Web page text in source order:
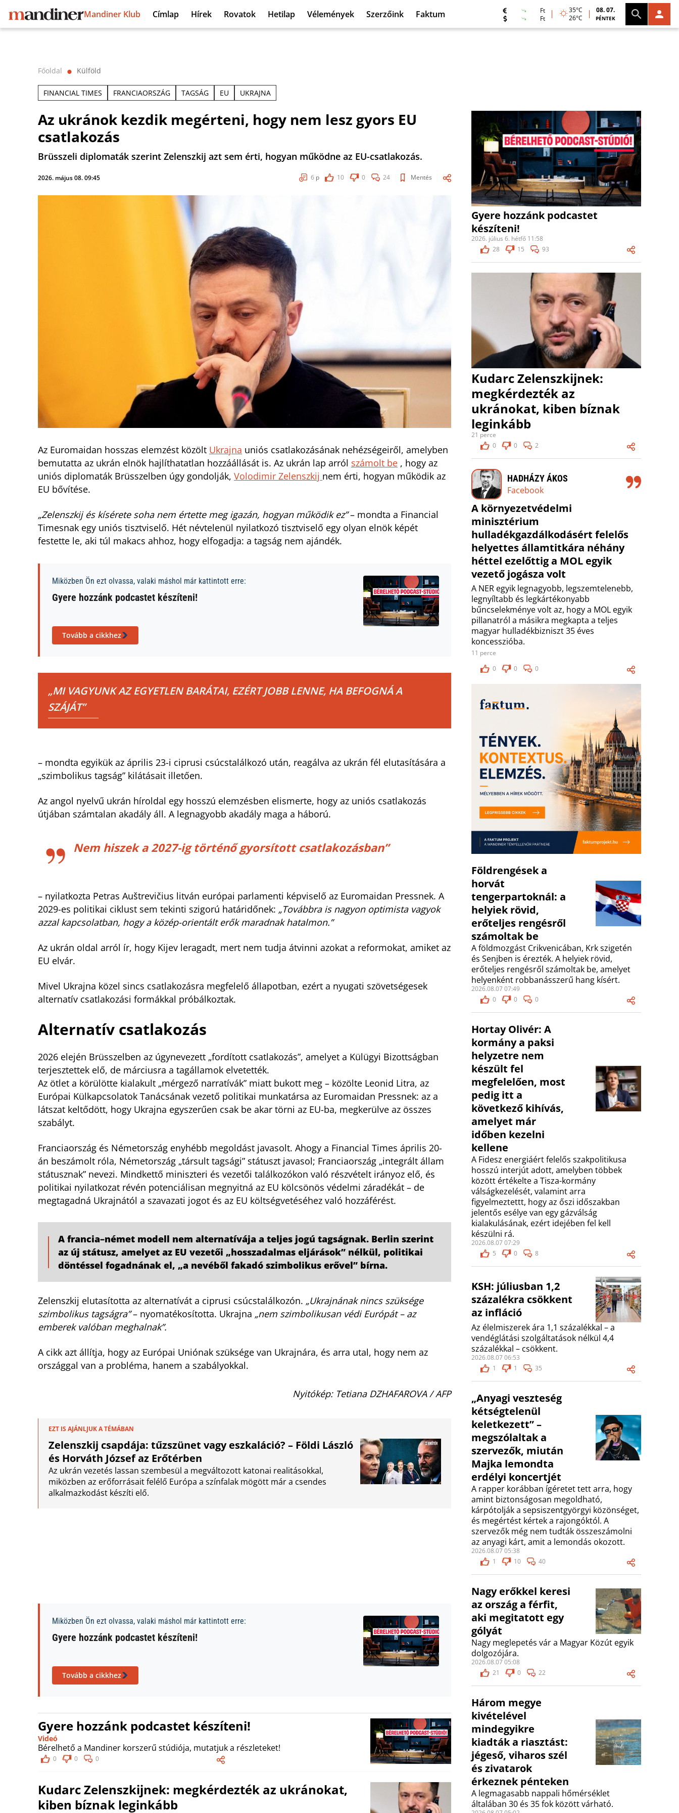
Mandiner Klub Címlap Hírek Rovatok Hetilap Vélemények Szerzőink Faktum
Ft
Ft
35°C
26°C
08. 07.
PÉNTEK
Főoldal ⬤ Külföld
FINANCIAL TIMES FRANCIAORSZÁG TAGSÁG EU UKRAJNA
Az ukránok kezdik megérteni, hogy nem lesz gyors EU
csatlakozás
Brüsszeli diplomaták szerint Zelenszkij azt sem érti, hogyan működne az EU-csatlakozás.
2026. május 08. 09:45 6 p 10 0 24 Mentés
Az Euromaidan hosszas elemzést közölt Ukrajna uniós csatlakozásának nehézségeiről, amelyben
bemutatta az ukrán elnök hajlíthatatlan hozzáállását is. Az ukrán lap arról számolt be , hogy az
uniós diplomaták Brüsszelben úgy gondolják, Volodimir Zelenszkij nem érti, hogyan működik az
EU bővítése.
„Zelenszkij és kísérete soha nem értette meg igazán, hogyan működik ez”– mondta a Financial
Timesnak egy uniós tisztviselő. Hét névtelenül nyilatkozó tisztviselő egy olyan elnök képét
festette le, aki túl makacs ahhoz, hogy elfogadja: a tagság nem ajándék.
Miközben Ön ezt olvassa, valaki máshol már kattintott erre:
Gyere hozzánk podcastet készíteni!
Tovább a cikkhez
„MI VAGYUNK AZ EGYETLEN BARÁTAI, EZÉRT JOBB LENNE, HA BEFOGNÁ A
SZÁJÁT”
– mondta egyikük az április 23-i ciprusi csúcstalálkozó után, reagálva az ukrán fél elutasítására a
„szimbolikus tagság” kilátásait illetően.
Az angol nyelvű ukrán híroldal egy hosszú elemzésben elismerte, hogy az uniós csatlakozás
útjában számtalan akadály áll. A legnagyobb akadály maga a háború.
Nem hiszek a 2027-ig történő gyorsított csatlakozásban”
– nyilatkozta Petras Auštrevičius litván európai parlamenti képviselő az Euromaidan Pressnek. A
2029-es politikai ciklust sem tekinti szigorú határidőnek: „Továbbra is nagyon optimista vagyok
azzal kapcsolatban, hogy a közép-orientált erők maradnak hatalmon.”
Az ukrán oldal arról ír, hogy Kijev leragadt, mert nem tudja átvinni azokat a reformokat, amiket az
EU elvár.
Mivel Ukrajna közel sincs csatlakozásra megfelelő állapotban, ezért a nyugati szövetségesek
alternatív csatlakozási formákkal próbálkoztak.
Alternatív csatlakozás
2026 elején Brüsszelben az úgynevezett „fordított csatlakozás”, amelyet a Külügyi Bizottságban
terjesztettek elő, de márciusra a tagállamok elvetették.
Az ötlet a körülötte kialakult „mérgező narratívák” miatt bukott meg – közölte Leonid Litra, az
Európai Külkapcsolatok Tanácsának vezető politikai munkatársa az Euromaidan Pressnek: az a
látszat keltődött, hogy Ukrajna egyszerűen csak be akar törni az EU-ba, megkerülve az összes
szabályt.
Franciaország és Németország enyhébb megoldást javasolt. Ahogy a Financial Times április 20-
án beszámolt róla, Németország „társult tagsági” státuszt javasol; Franciaország „integrált állam
státusznak” nevezi. Mindkettő miniszteri és vezetői találkozókon való részvételt irányoz elő, és
politikai nyilatkozat révén potenciálisan megnyitná az EU kölcsönös védelmi záradékát – de
megtagadná Ukrajnától a szavazati jogot és az EU költségvetéséhez való hozzáférést.
A francia–német modell nem alternatívája a teljes jogú tagságnak. Berlin szerint
az új státusz, amelyet az EU vezetői „hosszadalmas eljárások” nélkül, politikai
döntéssel fogadnának el, „a nevéből fakadó szimbolikus erővel” bírna.
Zelenszkij elutasította az alternatívát a ciprusi csúcstalálkozón. „Ukrajnának nincs szüksége
szimbolikus tagságra”– nyomatékosította. Ukrajna „nem szimbolikusan védi Európát – az
emberek valóban meghalnak”.
A cikk azt állítja, hogy az Európai Uniónak szüksége van Ukrajnára, és arra utal, hogy nem az
országgal van a probléma, hanem a szabályokkal.
Nyitókép: Tetiana DZHAFAROVA / AFP
EZT IS AJÁNLJUK A TÉMÁBAN
Zelenszkij csapdája: tűzszünet vagy eszkaláció? – Földi László
és Horváth József az Erőtérben
Az ukrán vezetés lassan szembesül a megváltozott katonai realitásokkal,
miközben az erőforrásait felélő Európa a színfalak mögött már a csendes
alkalmazkodást készíti elő.
Miközben Ön ezt olvassa, valaki máshol már kattintott erre:
Gyere hozzánk podcastet készíteni!
Tovább a cikkhez
Gyere hozzánk podcastet készíteni!
Videó
Bérelhető a Mandiner korszerű stúdiója, mutatjuk a részleteket!
0 0 0
Kudarc Zelenszkijnek: megkérdezték az ukránokat,
kiben bíznak leginkább
Gyere hozzánk podcastet
készíteni!
2026. július 6. hétfő 11:58
28
15 93
Kudarc Zelenszkijnek:
megkérdezték az
ukránokat, kiben bíznak
leginkább
21 perce
0
0 2
HADHÁZY ÁKOS
Facebook
A környezetvédelmi
minisztérium
hulladékgazdálkodásért felelős
helyettes államtitkára néhány
héttel ezelőttig a MOL egyik
vezető jogásza volt
A NER egyik legnagyobb, legszemtelenebb,
legnyíltabb és legkártékonyabb
bűncselekménye volt az, hogy a MOL egyik
pillanatról a másikra megkapta a teljes
magyar hulladékbizniszt 35 éves
koncesszióba.
11 perce
0
0 0
Földrengések a
horvát
tengerpartoknál: a
helyiek rövid,
erőteljes rengésről
számoltak be
A földmozgást Crikvenicában, Krk szigetén
és Senjben is érezték. A helyiek rövid,
erőteljes rengésről számoltak be, amelyet
helyenként robbanásszerű hang kísért.
2026.08.07 07:49
0
0 0
Hortay Olivér: A
kormány a paksi
helyzetre nem
készült fel
megfelelően, most
pedig itt a
következő kihívás,
amelyet már
időben kezelni
kellene
A Fidesz energiáért felelős szakpolitikusa
hosszú interjút adott, amelyben többek
között értékelte a Tisza-kormány
válságkezelését, valamint arra
figyelmeztettt, hogy az őszi időszakban
jelentős esélye van egy gázválság
kialakulásának, ezért idejében fel kell
készülni rá.
2026.08.07 07:29
5
0 8
KSH: júliusban 1,2
százalékra csökkent
az infláció
Az élelmiszerek ára 1,1 százalékkal – a
vendéglátási szolgáltatások nélkül 4,4
százalékkal – csökkent.
2026.08.07 06:53
1
1 35
„Anyagi veszteség
kétségtelenül
keletkezett” –
megszólaltak a
szervezők, miután
Majka lemondta
erdélyi koncertjét
A rapper korábban ígéretet tett arra, hogy
amint biztonságosan megoldható,
kárpótolják a sepsiszentgyörgyi közönséget,
és megértést kértek a rajongóktól. A
szervezők még nem tudták összeszámolni
az anyagi kárt, amit a lemondás okozott.
2026.08.07 05:38
1
10 40
Nagy erőkkel keresi
az ország a férfit,
aki megitatott egy
gólyát
Nagy meglepetés vár a Magyar Közút egyik
dolgozójára.
2026.08.07 05:08
21
0 22
Három megye
kivételével
mindegyikre
kiadták a riasztást:
jégeső, viharos szél
és zivatarok
érkeznek pénteken
A legmagasabb nappali hőmérséklet
általában 30 és 35 fok között várható.